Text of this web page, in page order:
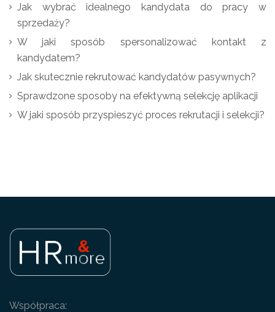
Jak wybrać idealnego kandydata do pracy w
sprzedaży?
W jaki sposób spersonalizować kontakt z
kandydatem?
Jak skutecznie rekrutować kandydatów pasywnych?
Sprawdzone sposoby na efektywną selekcję aplikacji
W jaki sposób przyspieszyć proces rekrutacji i selekcji?
Współpraca: